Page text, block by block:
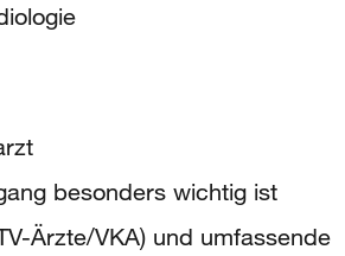
besonders wichtig ist
Ärzte/VKA) und umfassende